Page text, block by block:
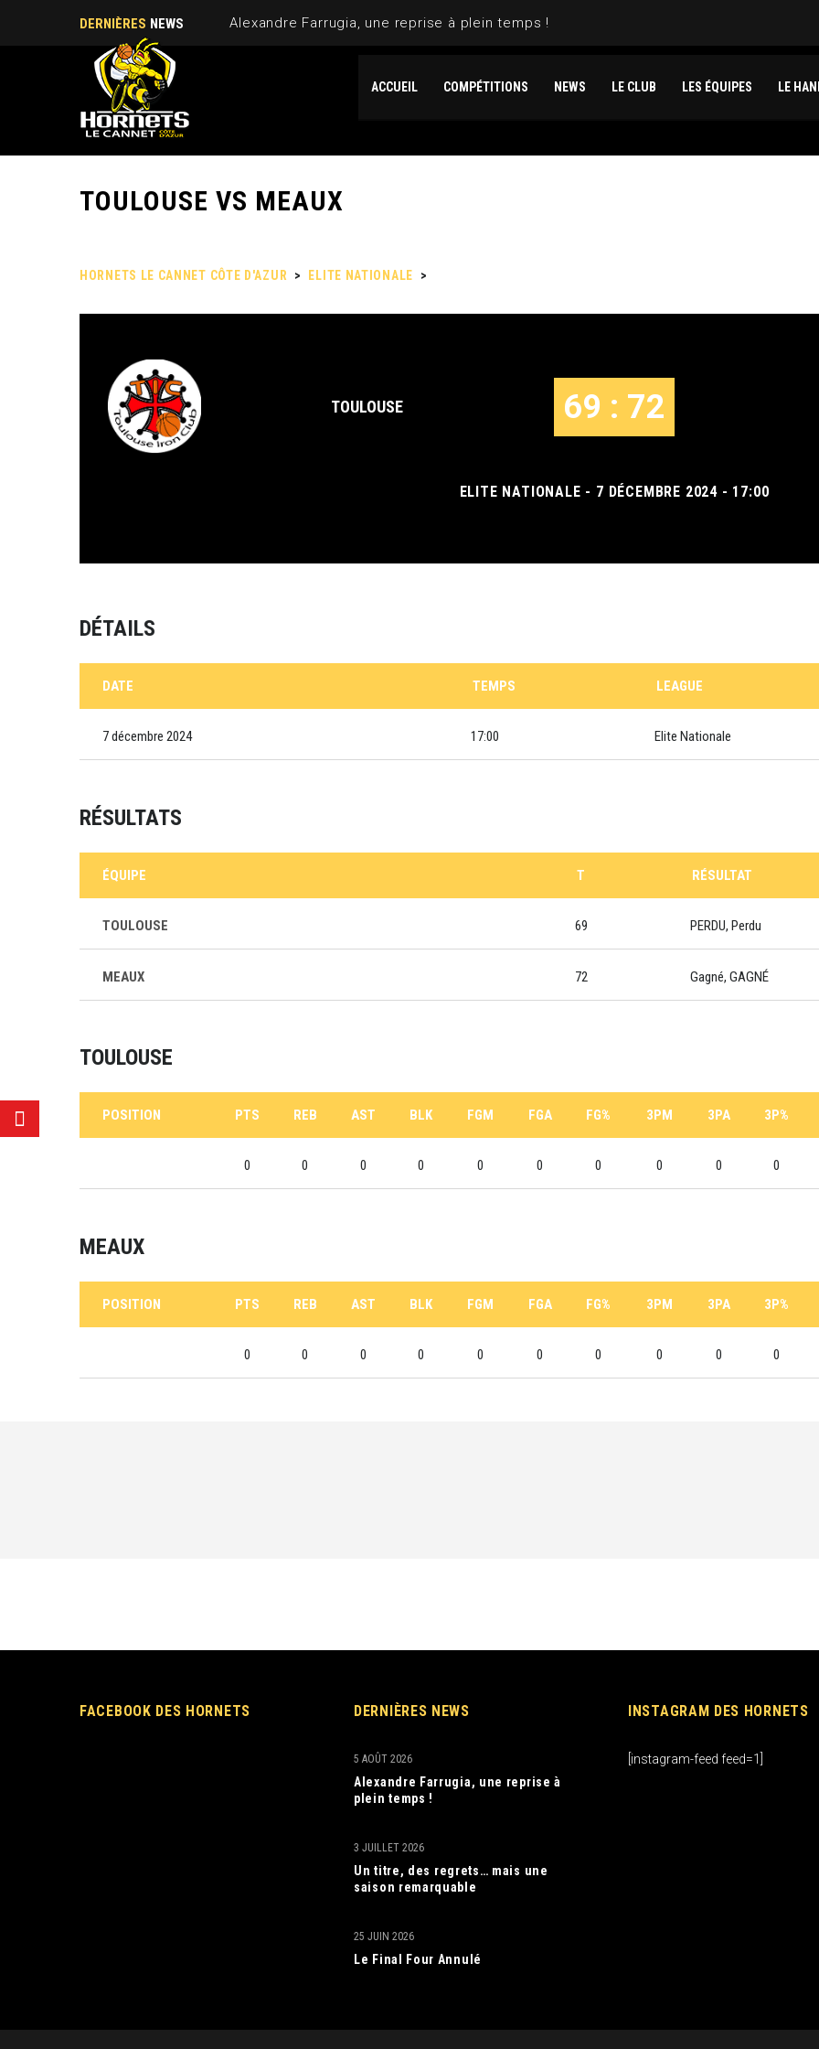
DERNIÈRES NEWS Alexandre Farrugia, une reprise à plein temps !
ACCUEIL COMPÉTITIONS NEWS LE CLUB LES ÉQUIPES LE
TOULOUSE VS MEAUX
HORNETS LE CANNET CÔTE D'AZUR > ELITE NATIONALE >
TOULOUSE 69 : 72
ELITE NATIONALE - 7 DÉCEMBRE 2024 - 17:00
DÉTAILS
DATE TEMPS LEAGUE
7 décembre 2024 17:00 Elite Nationale
RÉSULTATS
ÉQUIPE T RÉSULTAT
TOULOUSE 69 PERDU, Perdu
MEAUX 72 Gagné, GAGNÉ
TOULOUSE
POSITION PTS REB AST BLK FGM FGA FG% 3PM 3PA 3P%
0 0 0 0 0 0 0 0 0 0
MEAUX
POSITION PTS REB AST BLK FGM FGA FG% 3PM 3PA 3P%
0 0 0 0 0 0 0 0 0 0
FACEBOOK DES HORNETS DERNIÈRES NEWS
Alexandre Farrugia, une reprise à
plein temps !
5 AOÛT 2026
Un titre, des regrets… mais une
saison remarquable
3 JUILLET 2026
Le Final Four Annulé
25 JUIN 2026
INSTAGRAM DES HORNETS
[instagram-feed feed=1]